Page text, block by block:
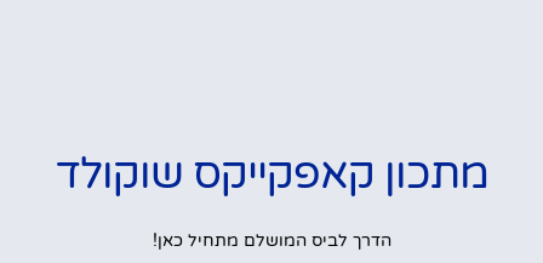
מתכון קאפקייקס שוקולד
הדרך לביס המושלם מתחיל כאן!